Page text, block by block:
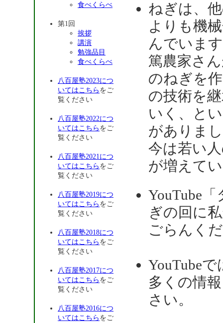
食べくらべ
第1回
挨拶
講演
勉強品目
食べくらべ
八百屋塾2023につ
いてはこちら をご
覧ください
八百屋塾2022につ
いてはこちら をご
覧ください
八百屋塾2021につ
いてはこちら をご
覧ください
八百屋塾2019につ
いてはこちら をご
覧ください
八百屋塾2018につ
いてはこちら をご
覧ください
八百屋塾2017につ
いてはこちら をご
覧ください
八百屋塾2016につ
いてはこちら をご
ねぎは、
よりも機
んでいま
篤農家さ
のねぎを
の技術を
いく、と
がありま
今は若い
が増えて
YouTube
ぎの回に
ごらんく
YouTube
多くの情
さい。